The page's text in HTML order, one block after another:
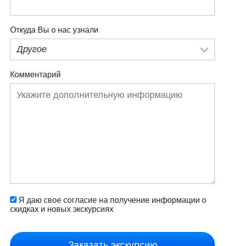
Откуда Вы о нас узнали
Другое
Комментарий
Я даю свое согласие на получение информации о
скидках и новых экскурсиях